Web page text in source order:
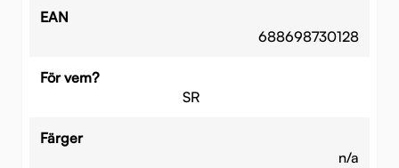
EAN
688698730128
För vem?
SR
Färger
n/a